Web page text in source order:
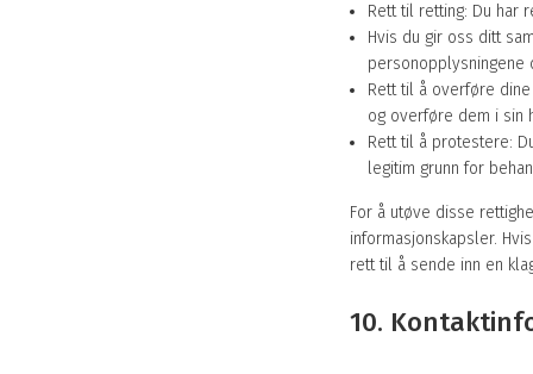
Rett til retting: Du har
Hvis du gir oss ditt
personopplysningene
Rett til å overføre
og overføre dem i sin
Rett til å protestere:
legitim grunn for
For å utøve disse
informasjonskapsler.
rett til å sende inn en
10.